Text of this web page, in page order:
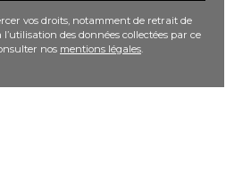
vos droits, notamment de retrait de
des données collectées par ce
nos mentions légales.